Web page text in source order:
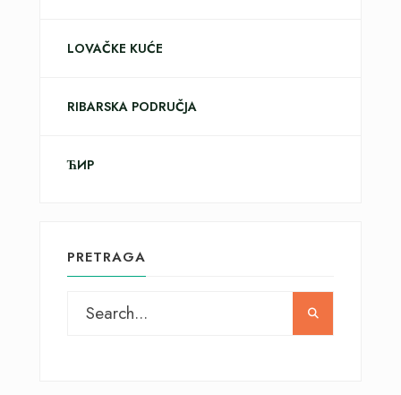
LOVAČKE KUĆE
RIBARSKA PODRUČJA
ЋИР
PRETRAGA